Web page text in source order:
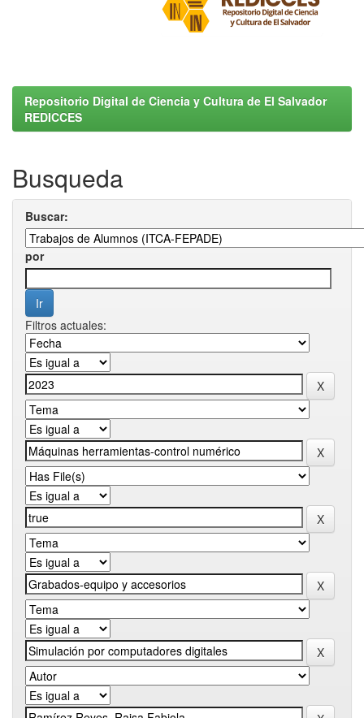
Repositorio Digital de Ciencia y Cultura de El Salvador
REDICCES
Busqueda
Buscar:
por
Filtros actuales: